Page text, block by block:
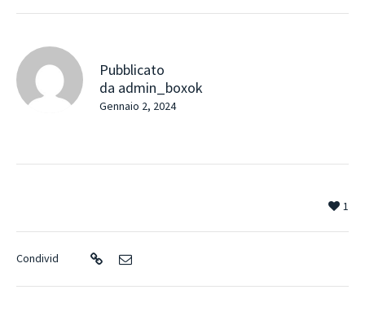
Pubblicato
da admin_boxok
Gennaio 2, 2024
1
Condivid